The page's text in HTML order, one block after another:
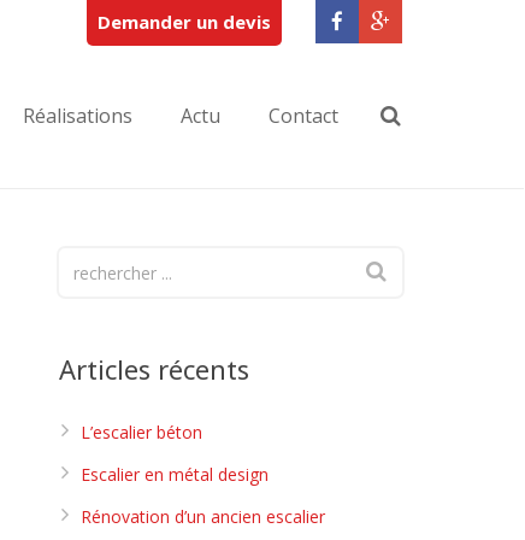
Demander un devis
Réalisations Actu Contact
Articles récents
L’escalier béton
Escalier en métal design
Rénovation d’un ancien escalier